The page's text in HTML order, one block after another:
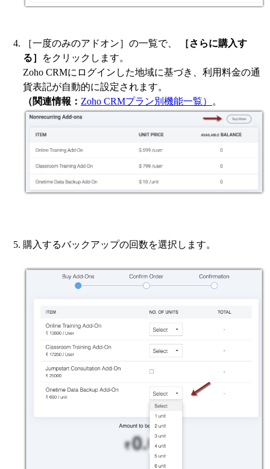
［一度のみのアドオン］の一覧で、
［さらに購入す
る］
をクリックします。
Zoho CRMにログインした地域に基づき、利用料金の通
貨表記が自動的に設定されます。
（関連情報： Zoho CRMプラン別機能一覧） 。
購入するバックアップの回数を選択します。